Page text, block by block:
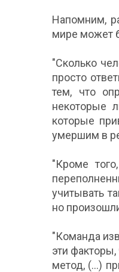
Напомним,
мире может
"Сколько
просто
тем, что
некоторые
которые
умершим в
"Кроме
учитывать
но
"Команда
эти
метод, (...)